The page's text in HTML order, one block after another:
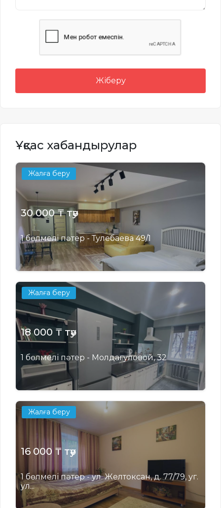
Жіберу
Ұқсас хабандырулар
Жалға беру
30 000 ₸ тәу
1 бөлмелі пәтер - Тулебаева 49/1
Жалға беру
18 000 ₸ тәу
1 бөлмелі пәтер - Молдагуловой, 32
Жалға беру
16 000 ₸ тәу
1 бөлмелі пәтер - ул. Желтоксан, д. 77/79, уг.
ул...